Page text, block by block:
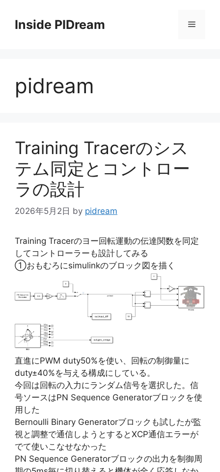
Inside PIDream メ
pidream
Training Tracerのシス
テム同定とコントロー
ラの設計
2026年5月2日 by pidream
Training Tracerのヨー回転運動の伝達関数を同定
してコントローラーも設計してみる
①おもむろにsimulinkのブロック図を描く
直進にPWM duty50%を使い、回転の制御量に
duty±40%を与える構成にしている。
今回は回転の入力にランダム信号を選択した。信
号ソースはPN Sequence Generatorブロックを使
用した
Bernoulli Binary Generatorブロックも試したが監
視と調整で通信しようとするとXCP通信エラーが
でて使いこなせなかった
PN Sequence Generatorブロックの出力を制御周